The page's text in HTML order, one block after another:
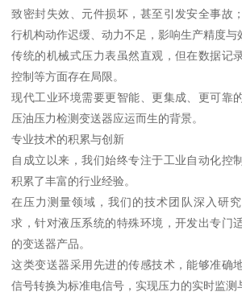
致密封失效、元件损坏，甚至引发安全事故
行机构动作迟缓、动力不足，影响生产精度与
传统的机械式压力表虽然直观，但在数据记
控制等方面存在局限。
现代工业环境需要更智能、更集成、更可靠
压油压力检测变送器应运而生的背景。
专业技术的积累与创新
自成立以来，我们始终专注于工业自动化控
积累了丰富的行业经验。
在压力测量领域，我们的技术团队深入研
求，针对液压系统的特殊环境，开发出专门
的变送器产品。
这类变送器采用先进的传感技术，能够准确
信号转换为标准电信号，实现压力的实时监测